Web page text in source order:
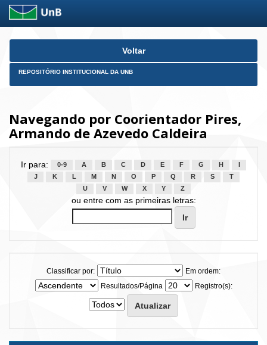
Skip
Voltar
REPOSITÓRIO INSTITUCIONAL DA UNB
Navegando por Coorientador Pires,
Armando de Azevedo Caldeira
Ir para: 0-9 A B C D E F G H
J
K L M N O P Q R S
T
U
V W X Y Z
ou entre com as primeiras letras:
Classificar por:
Em ordem:
Resultados/Página
Registro(s):